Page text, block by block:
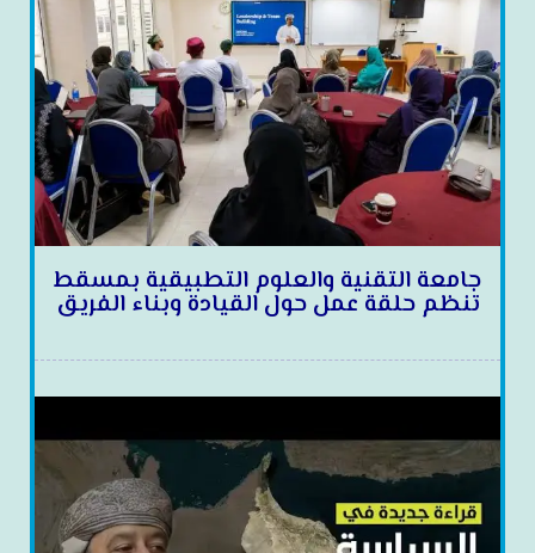
جامعة التقنية والعلوم التطبيقية بمسقط
تنظم حلقة عمل حول القيادة وبناء الفريق